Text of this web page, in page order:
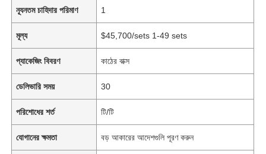
ন্যূনতম চাহিদার পরিমাণ 1
মূল্য $45,700/sets 1-49 sets
প্যাকেজিং বিবরণ কাঠের বাক্স
ডেলিভারি সময় 30
পরিশোধের শর্ত টি/টি
যোগানের ক্ষমতা বড় আকারের আদেশগুলি পূরণ করুন